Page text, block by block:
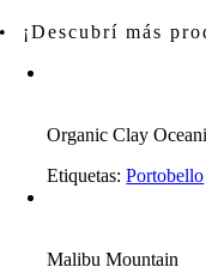
• ¡Descubrí más
Organic Clay
Etiquetas:Portobello
Malibu Mountain